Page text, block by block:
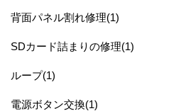
背面パネル割れ修理(1)
SDカード詰まりの修理(1)
ループ(1)
電源ボタン交換(1)